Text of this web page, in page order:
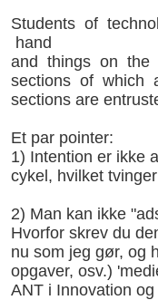
Students of
hand
and things on the
sections of which
sections are
Et par pointer:
1) Intention er ikke
cykel, hvilket
2) Man kan ikke
Hvorfor skrev du
nu som jeg gør, og
opgaver, osv.)
ANT i Innovation og